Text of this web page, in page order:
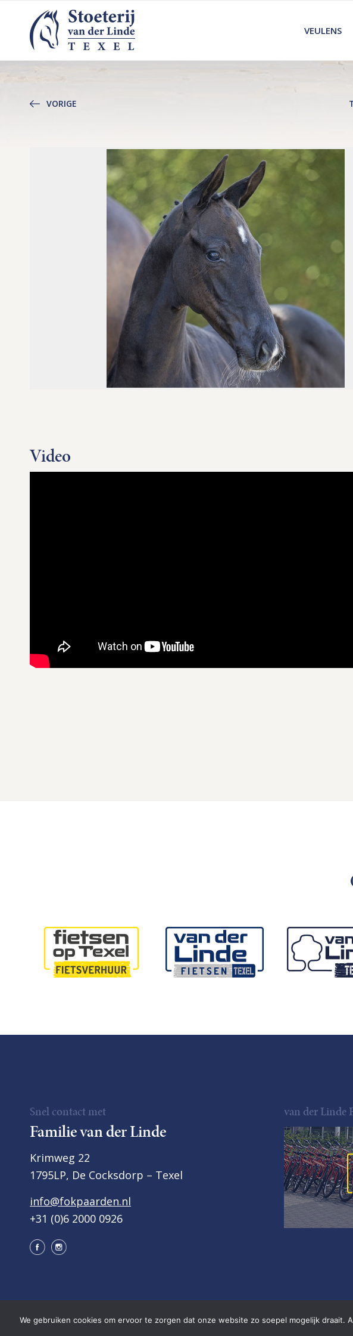
VEULENS
VORIGE
Video
Snel contact met
Familie van der Linde
Krimweg 22
1795LP, De Cocksdorp – Texel
info@fokpaarden.nl
+31 (0)6 2000 0926
van der Linde
Copyright van der Linde Texel • Privacyverklaring • Website door
We gebruiken cookies om ervoor te zorgen dat onze website zo soepel mogelijk